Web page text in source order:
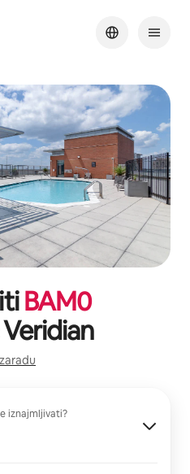
BAM0
iznajmljivati?